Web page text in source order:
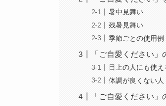
暑中見舞い
残暑見舞い
季節ごとの使用例
「ご自愛ください」
目上の人にも使え
体調が良くない
「ご自愛ください」